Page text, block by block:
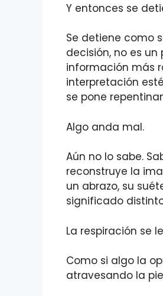
Y entonces se
Se detiene como
decisión, no es
información más
interpretación
se pone
Algo anda mal.
Aún no lo sabe.
reconstruye la
un abrazo, su
significado
La respiración se
Como si algo la
atravesando la